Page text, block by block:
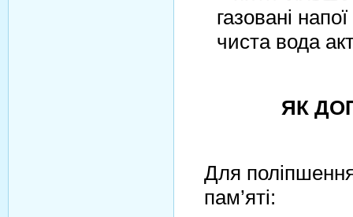
газовані
чиста вода
ЯК
Для
пам’яті: